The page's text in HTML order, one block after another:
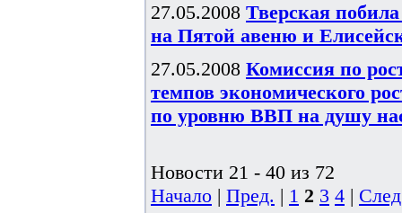
27.05.2008 Тверская
на Пятой авеню и
27.05.2008 Комиссия по
темпов экономического
по уровню ВВП на душу
Новости 21 - 40 из 72
Начало | Пред. | 1 2 3 4 |